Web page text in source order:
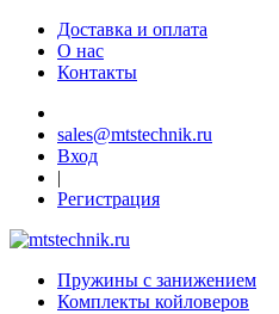
Доставка и оплата
О нас
Контакты
sales@mtstechnik.ru
Вход
|
Регистрация
Пружины с занижением
Комплекты койловеров